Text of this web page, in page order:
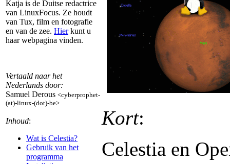
Katja is de Duitse redactrice
van LinuxFocus. Ze houdt
van Tux, film en fotografie
en van de zee. Hierkunt u
haar webpagina vinden.
Vertaald naar het
Nederlands door:
Samuel Derous <cyberprophet-
(at)-linux-(dot)-be>
Inhoud:
Wat is Celestia?
Gebruik van het
programma
Kort:
Celestia en